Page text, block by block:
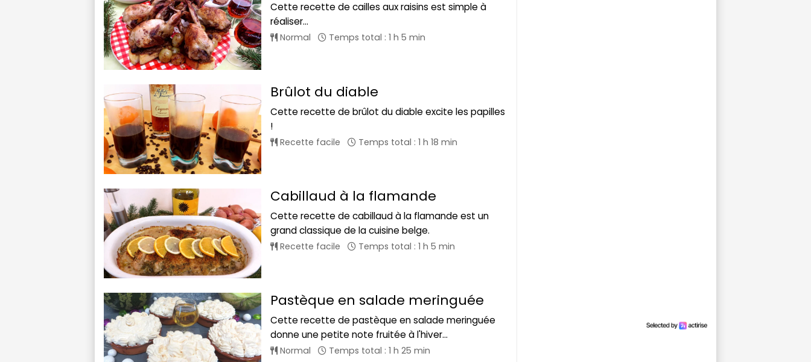
Cette recette de cailles aux raisins est simple à
réaliser...
Normal Temps total : 1 h 5 min
Brûlot du diable
Cette recette de brûlot du diable excite les papilles
!
Recette facile Temps total : 1 h 18 min
Cabillaud à la flamande
Cette recette de cabillaud à la flamande est un
grand classique de la cuisine belge.
Recette facile Temps total : 1 h 5 min
Pastèque en salade meringuée
Cette recette de pastèque en salade meringuée
donne une petite note fruitée à l'hiver...
Normal Temps total : 1 h 25 min